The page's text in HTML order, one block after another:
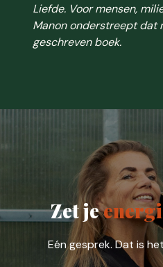
Liefde. Voor mensen,
Manon onderstreept dat
geschreven boek.
Zet je
Eén gesprek. Dat is